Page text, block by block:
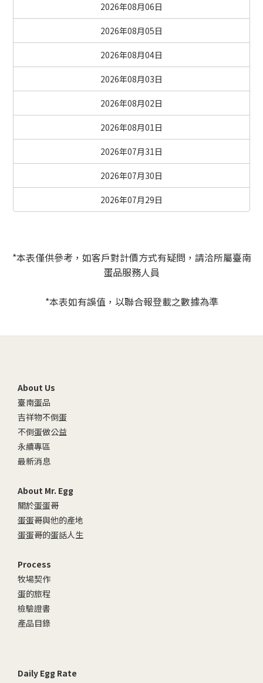
2026年08月06日
2026年08月05日
2026年08月04日
2026年08月03日
2026年08月02日
2026年08月01日
2026年07月31日
2026年07月30日
2026年07月29日
*本表僅供參考，如客戶對計價方式有疑問，請洽所屬臺南
蛋品服務人員
*本表如有誤值，以聯合報登載之數據為準
About Us
臺南蛋品
吉祥物不倒蛋
不倒蛋做公益
永續專區
最新消息
About Mr. Egg
關於蛋蛋哥
蛋蛋哥與他的產地
蛋蛋哥的蛋話人生
Process
牧場契作
蛋的旅程
檢驗證書
產品目錄
Daily Egg Rate